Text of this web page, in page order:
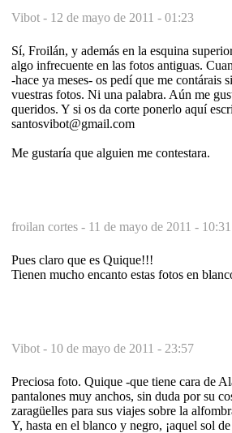
Vibot - 12 de mayo de 2011 - 01:23
Sí, Froilán, y además en la esquina
algo infrecuente en las fotos antiguas.
-hace ya meses- os pedí que me contárais
vuestras fotos. Ni una palabra. Aún me
queridos. Y si os da corte ponerlo aquí
santosvibot@gmail.com
Me gustaría que alguien me contestara.
froilan cortes - 11 de mayo de 2011 - 10:31
Pues claro que es Quique!!!
Tienen mucho encanto estas fotos en
Vibot - 10 de mayo de 2011 - 23:57
Preciosa foto. Quique -que tiene cara de
pantalones muy anchos, sin duda por su
zaragüelles para sus viajes sobre la
Y, hasta en el blanco y negro, ¡aquel sol